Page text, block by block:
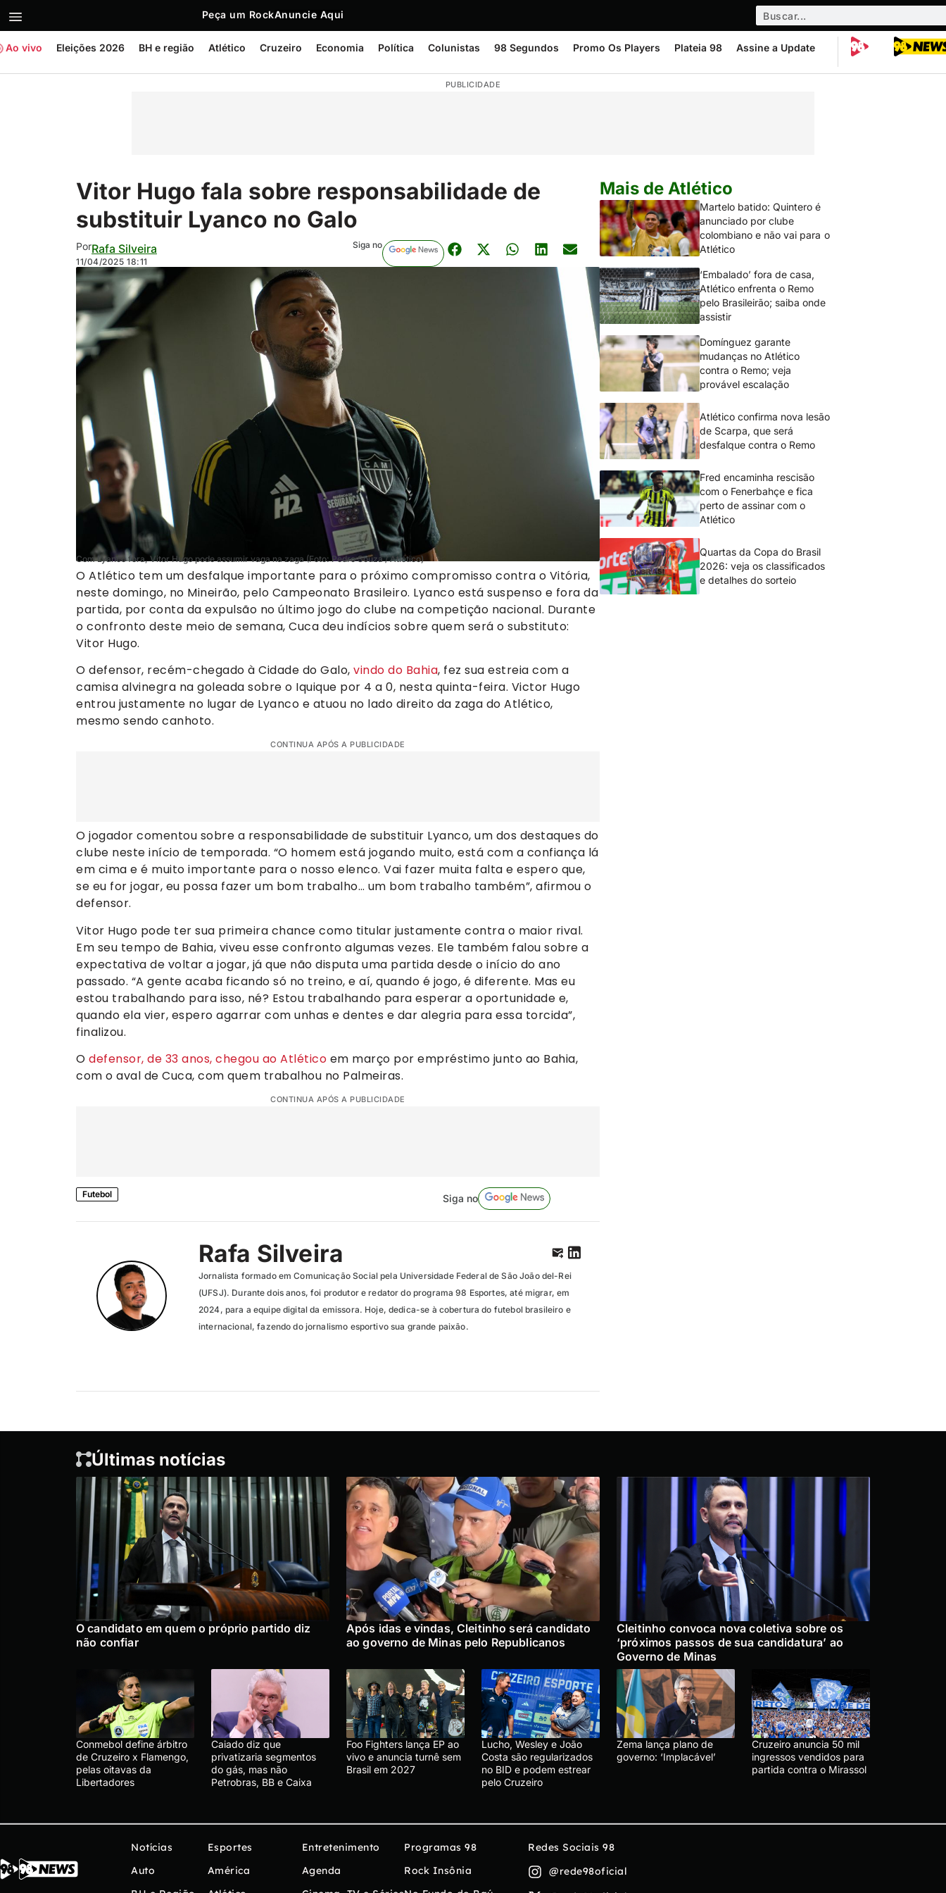
Peça um RockAnuncie Aqui
Ao vivo Eleições 2026 BH e região Atlético Cruzeiro Economia Política Colunistas 98 Segundos Promo Os Players Plateia 98 Assine a Update
PUBLICIDADE
Vitor Hugo fala sobre responsabilidade de
substituir Lyanco no Galo
PorRafa Silveira
11/04/2025 18:11
Siga no
Com Lyanco fora, Vitor Hugo pode assumir vaga na zaga (Foto: Pedro Souza / Atlético)
O Atlético tem um desfalque importante para o próximo compromisso contra o Vitória,
neste domingo, no Mineirão, pelo Campeonato Brasileiro. Lyanco está suspenso e fora da
partida, por conta da expulsão no último jogo do clube na competição nacional. Durante
o confronto deste meio de semana, Cuca deu indícios sobre quem será o substituto:
Vitor Hugo.
O defensor, recém-chegado à Cidade do Galo, vindo do Bahia, fez sua estreia com a
camisa alvinegra na goleada sobre o Iquique por 4 a 0, nesta quinta-feira. Victor Hugo
entrou justamente no lugar de Lyanco e atuou no lado direito da zaga do Atlético,
mesmo sendo canhoto.
CONTINUA APÓS A PUBLICIDADE
O jogador comentou sobre a responsabilidade de substituir Lyanco, um dos destaques do
clube neste início de temporada. “O homem está jogando muito, está com a confiança lá
em cima e é muito importante para o nosso elenco. Vai fazer muita falta e espero que,
se eu for jogar, eu possa fazer um bom trabalho… um bom trabalho também”, afirmou o
defensor.
Vitor Hugo pode ter sua primeira chance como titular justamente contra o maior rival.
Em seu tempo de Bahia, viveu esse confronto algumas vezes. Ele também falou sobre a
expectativa de voltar a jogar, já que não disputa uma partida desde o início do ano
passado. “A gente acaba ficando só no treino, e aí, quando é jogo, é diferente. Mas eu
estou trabalhando para isso, né? Estou trabalhando para esperar a oportunidade e,
quando ela vier, espero agarrar com unhas e dentes e dar alegria para essa torcida”,
finalizou.
O defensor, de 33 anos, chegou ao Atlético em março por empréstimo junto ao Bahia,
com o aval de Cuca, com quem trabalhou no Palmeiras.
CONTINUA APÓS A PUBLICIDADE
Futebol Siga no
Rafa Silveira
Jornalista formado em Comunicação Social pela Universidade Federal de São João del-Rei
(UFSJ). Durante dois anos, foi produtor e redator do programa 98 Esportes, até migrar, em
2024, para a equipe digital da emissora. Hoje, dedica-se à cobertura do futebol brasileiro e
internacional, fazendo do jornalismo esportivo sua grande paixão.
Mais de Atlético
Martelo batido: Quintero é
anunciado por clube
colombiano e não vai para o
Atlético
‘Embalado’ fora de casa,
Atlético enfrenta o Remo
pelo Brasileirão; saiba onde
assistir
Domínguez garante
mudanças no Atlético
contra o Remo; veja
provável escalação
Atlético confirma nova lesão
de Scarpa, que será
desfalque contra o Remo
Fred encaminha rescisão
com o Fenerbahçe e fica
perto de assinar com o
Atlético
Quartas da Copa do Brasil
2026: veja os classificados
e detalhes do sorteio
Últimas notícias
O candidato em quem o próprio partido diz
não confiar
Após idas e vindas, Cleitinho será candidato
ao governo de Minas pelo Republicanos
Cleitinho convoca nova coletiva sobre os
‘próximos passos de sua candidatura’ ao
Governo de Minas
Conmebol define árbitro
de Cruzeiro x Flamengo,
pelas oitavas da
Libertadores
Caiado diz que
privatizaria segmentos
do gás, mas não
Petrobras, BB e Caixa
Foo Fighters lança EP ao
vivo e anuncia turnê sem
Brasil em 2027
Lucho, Wesley e João
Costa são regularizados
no BID e podem estrear
pelo Cruzeiro
Zema lança plano de
governo: ‘Implacável’
Cruzeiro anuncia 50 mil
ingressos vendidos para
partida contra o Mirassol
Notícias
Auto
Esportes
América
Entretenimento
Agenda
Programas 98
Rock Insônia
Redes Sociais 98
@rede98oficial